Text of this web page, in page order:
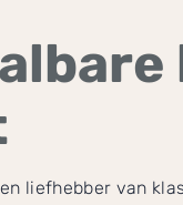
liefhebber van